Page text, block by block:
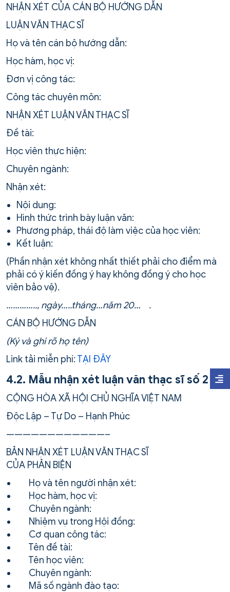
NHẬN XÉT CỦA CÁN BỘ HƯỚNG DẪN
LUẬN VĂN THẠC SĨ
Họ và tên cán bộ hướng dẫn:
Học hàm, học vị:
Đơn vị công tác:
Công tác chuyên môn:
NHẬN XÉT LUẬN VĂN THẠC SĨ
Đề tài:
Học viên thực hiện:
Chuyên ngành:
Nhận xét:
Nội dung:
Hình thức trình bày luận văn:
Phương pháp, thái độ làm việc của học viên:
Kết luận:
(Phần nhận xét không nhất thiết phải cho điểm mà
phải có ý kiến đồng ý hay không đồng ý cho học
viên bảo vệ).
………….., ngày…..tháng…năm 20… .
CÁN BỘ HƯỚNG DẪN
(Ký và ghi rõ họ tên)
Link tải miễn phí: TẠI ĐÂY
4.2. Mẫu nhận xét luận văn thạc sĩ số 2
CỘNG HÒA XÃ HỘI CHỦ NGHĨA VIỆT NAM
Độc Lập – Tự Do – Hạnh Phúc
————————————–
BẢN NHẬN XÉT LUẬN VĂN THẠC SĨ
CỦA PHẢN BIỆN
Họ và tên người nhận xét:
Học hàm, học vị:
Chuyên ngành:
Nhiệm vụ trong Hội đồng:
Cơ quan công tác:
Tên đề tài:
Tên học viên:
Chuyên ngành:
Mã số ngành đào tạo: